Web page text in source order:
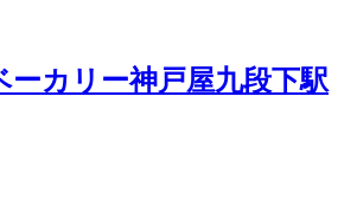
ーカリー神戸屋九段下駅